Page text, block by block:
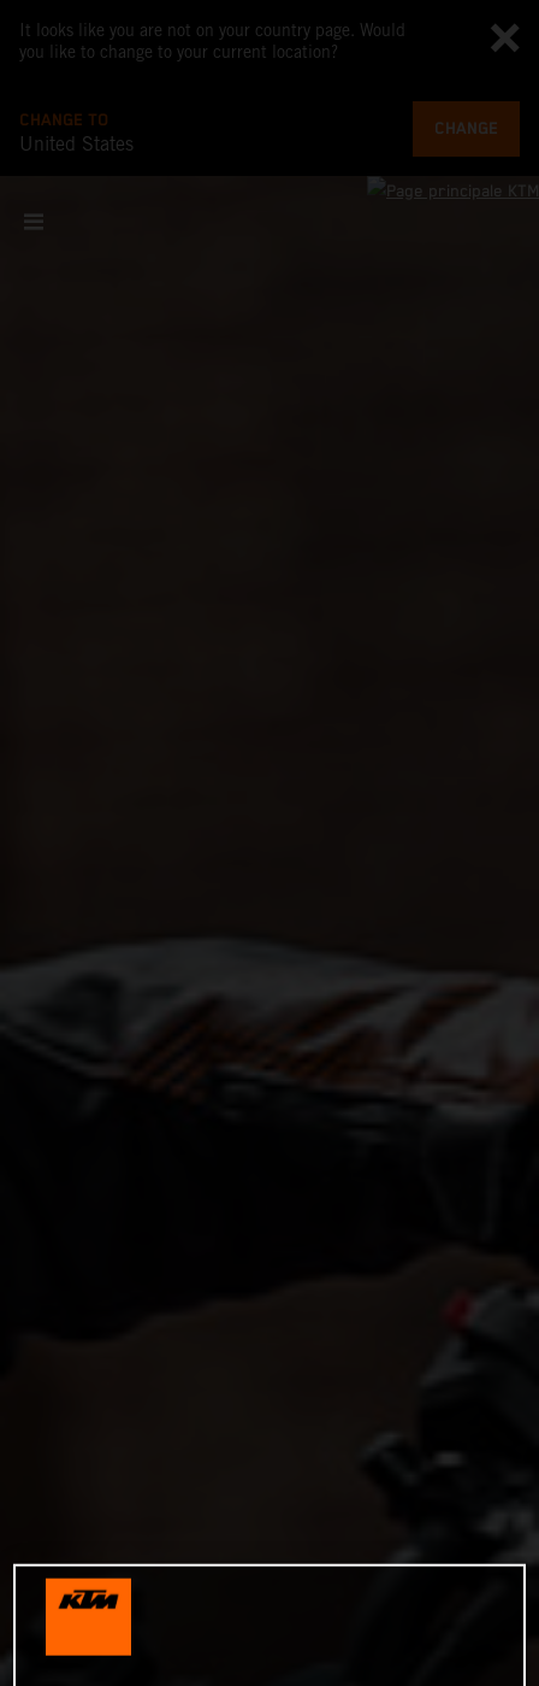
It looks like you are not on your country page. Would
you like to change to your current location?
CHANGE TO
United States
CHANGE